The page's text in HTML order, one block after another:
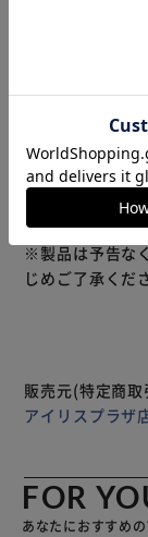
毎日の洗濯を
おしゃれに快
ランドリーラ
まりがちな洗濯
パンパン、、、
も一仕事。 そ
を帯びた木の持
きるので、 階段
チンに置いて食
グに置いて日用
※製品は予告な
じめご了承くだ
販売元(特定商取
アイリスプラザ
FOR
あなたにおすすめ